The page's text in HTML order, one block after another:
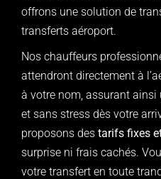
offrons une solution de
transferts aéroport.
Nos chauffeurs
attendront directement à
à votre nom, assurant ainsi
et sans stress dès votre
proposons des tarifs fixes
surprise ni frais cachés.
votre transfert en toute